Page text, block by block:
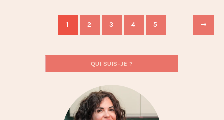
1 2 3 4 5
QUI SUIS-JE ?